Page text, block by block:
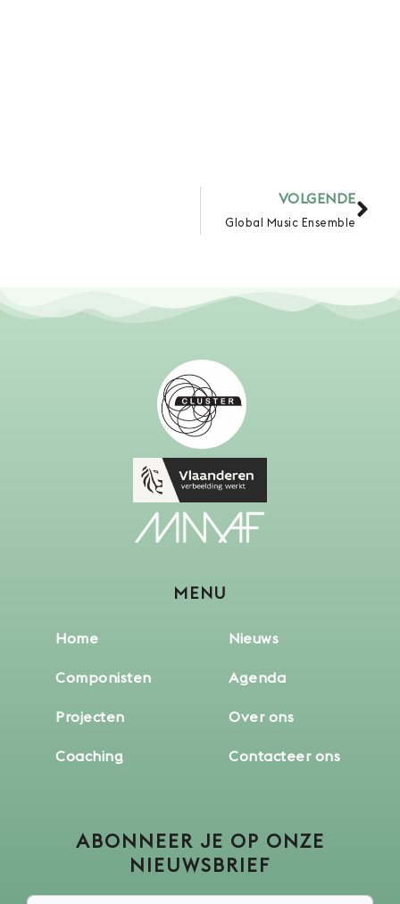
VOLGENDE
Global Music Ensemble
MENU
Home
Componisten
Projecten
Coaching
Nieuws
Agenda
Over ons
Contacteer ons
ABONNEER JE OP ONZE
NIEUWSBRIEF